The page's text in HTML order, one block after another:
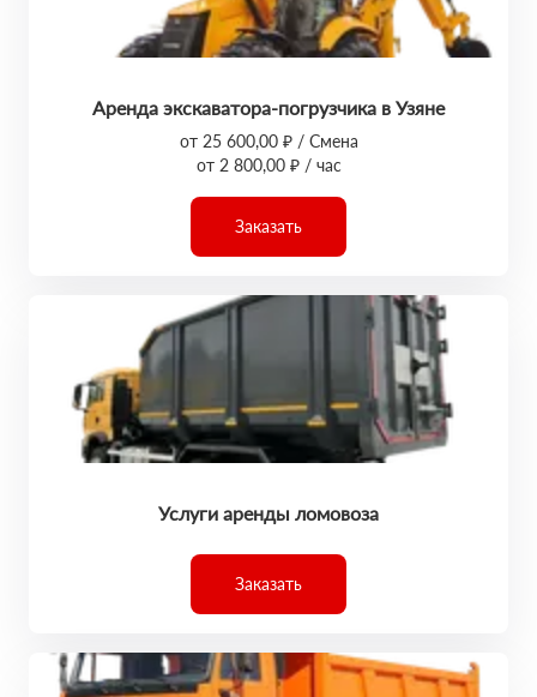
Аренда экскаватора-погрузчика в Узяне
от 25 600,00 ₽ / Смена
от 2 800,00 ₽ / час
Заказать
Услуги аренды ломовоза
Заказать